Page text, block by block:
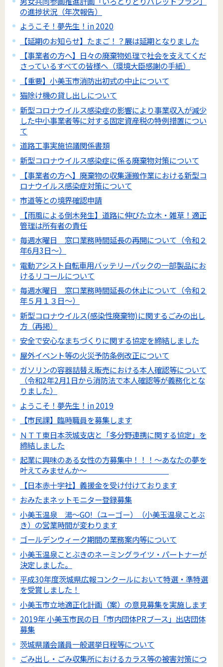
の進捗状況（年次報告）
ようこそ！夢先生！in 2020
【延期のお知らせ】たまご！？展は延期となりました
【事業者の方へ】日々の廃棄物処理で社会を支えてくだ
さっているすべての皆様へ（環境大臣感謝の手紙）
【重要】小美玉市消防出初式の中止について
猫除け機の貸し出しについて
新型コロナウイルス感染症の影響により事業収入が減少
した中小事業者等に対する固定資産税の特例措置につい
て
道路工事実施協議関係書類
新型コロナウイルス感染症に係る廃棄物対策について
【事業者の方へ】廃棄物の収集運搬作業における新型コ
ロナウイルス感染症対策について
市道等との境界確認申請
【雨風による倒木発生】道路に伸びた立木・雑草！適正
管理は所有者の責任
毎週水曜日 窓口業務時間延長の再開について（令和２
年6月3日～）
電動アシスト自転車用バッテリーパックの一部製品にお
けるリコールについて
毎週水曜日 窓口業務時間延長の休止について（令和２
年５月１３日～）
新型コロナウイルス(感染性廃棄物)に関するごみの出し
方（再掲）
安全で安心なまちづくりに関する協定を締結しました
屋外イベント等の火災予防条例改正について
ガソリンの容器詰替え販売における本人確認等について
（令和2年2月1日から消防法で本人確認等が義務化とな
りました）
ようこそ！夢先生！in 2019
【市民課】臨時職員を募集します
ＮＴＴ東日本茨城支店と「多分野連携に関する協定」を
締結しました
起業に興味のある女性の方募集中！！！～あなたの夢を
叶えてみませんか～
【日本赤十字社】義援金を受け付けております
おみたまネットモニター登録募集
小美玉温泉 湯～GO!（ユーゴー）（小美玉温泉ことぶ
き）の営業時間が変わります
ゴールデンウィーク期間の業務案内等について
小美玉温泉ことぶきのネーミングライツ・パートナーが
決定しました。
平成30年度茨城県広報コンクールにおいて特選・準特選
を受賞しました！
小美玉市立地適正化計画（案）の意見募集を実施します
2019年 小美玉市民の日「市内団体PRブース」出店団体
募集
茨城県議会議員一般選挙日程等について
ごみ出し・ごみ収集所におけるカラス等の被害対策につ